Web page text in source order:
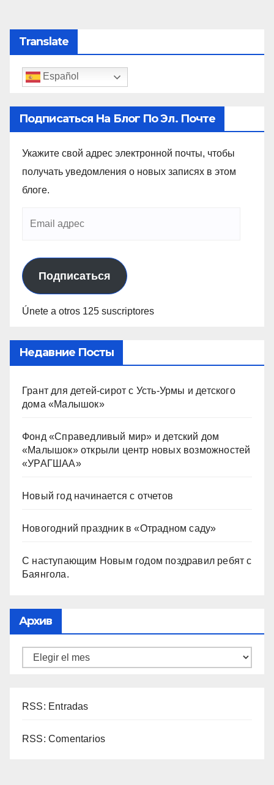
Translate
Español
Подписаться На Блог По Эл. Почте
Укажите свой адрес электронной почты, чтобы
получать уведомления о новых записях в этом
блоге.
Подписаться
Únete a otros 125 suscriptores
Недавние Посты
Грант для детей-сирот с Усть-Урмы и детского
дома «Малышок»
Фонд «Справедливый мир» и детский дом
«Малышок» открыли центр новых возможностей
«УРАГШАА»
Новый год начинается с отчетов
Новогодний праздник в «Отрадном саду»
С наступающим Новым годом поздравил ребят с
Баянгола.
Архив
RSS: Entradas
RSS: Comentarios